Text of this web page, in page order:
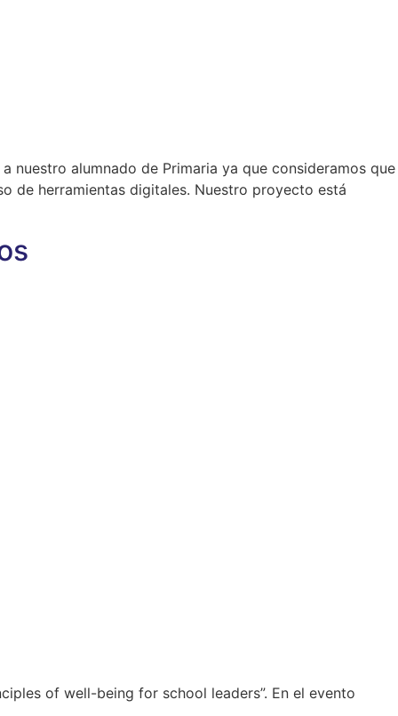
alumnado de Primaria ya que consideramos que
de herramientas digitales. Nuestro proyecto está
of well-being for school leaders”. En el evento